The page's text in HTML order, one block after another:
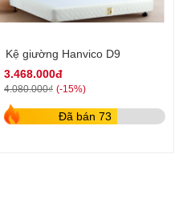
Kệ giường Hanvico D9
3.468.000đ
4.080.000₫ (-15%)
Đã bán 73